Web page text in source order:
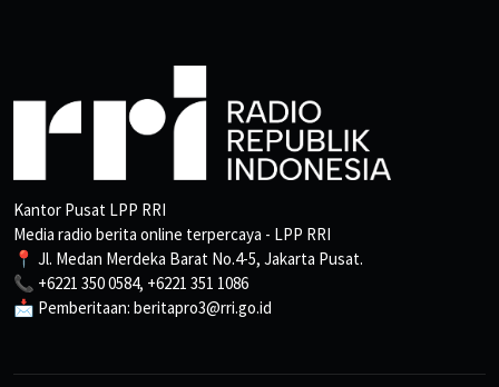
Kantor Pusat LPP RRI
Media radio berita online terpercaya - LPP RRI
📍 Jl. Medan Merdeka Barat No.4-5, Jakarta Pusat.
📞 +6221 350 0584, +6221 351 1086
📩 Pemberitaan: beritapro3@rri.go.id